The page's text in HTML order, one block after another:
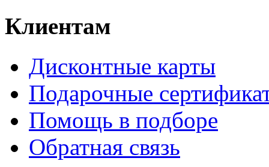
Клиентам
Дисконтные карты
Подарочные
Помощь в подборе
Обратная связь